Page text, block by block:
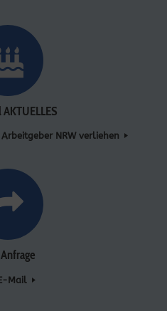
NRW verliehen
Mail